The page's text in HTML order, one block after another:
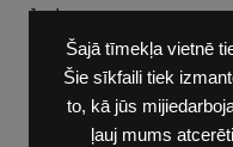
Šajā tīmekļa vietnē
Šie sīkfaili tiek
to, kā jūs
ļauj mums
Jauda
zs / kw:
224/165
Degvielas